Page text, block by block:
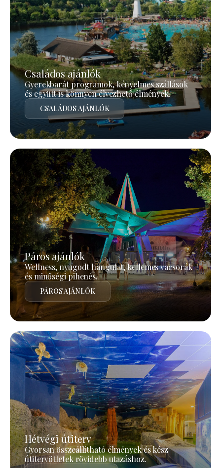
Családos ajánlók
Gyerekbarát programok, kényelmes szállások
és együtt is könnyen élvezhető élmények.
CSALÁDOS AJÁNLÓK
Páros ajánlók
Wellness, nyugodt hangulat, kellemes vacsorák
és minőségi pihenés.
PÁROS AJÁNLÓK
Hétvégi útiterv
Gyorsan összeállítható élmények és kész
útitervötletek rövidebb utazáshoz.